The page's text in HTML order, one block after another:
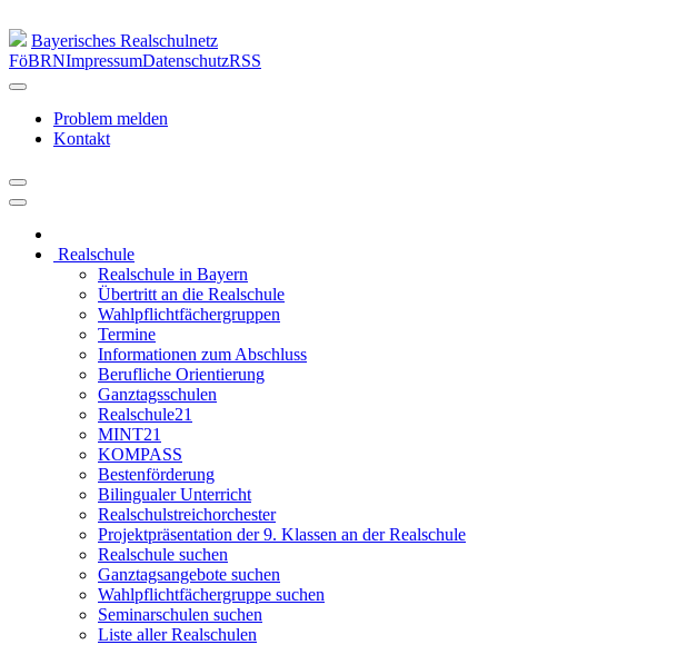
Bayerisches Realschulnetz
FöBRNImpressumDatenschutzRSS
Problem melden
Kontakt
Realschule
Realschule in Bayern
Übertritt an die Realschule
Wahlpflichtfächergruppen
Termine
Informationen zum Abschluss
Berufliche Orientierung
Ganztagsschulen
Realschule21
MINT21
KOMPASS
Bestenförderung
Bilingualer Unterricht
Realschulstreichorchester
Projektpräsentation der 9. Klassen an der Realschule
Realschule suchen
Ganztagsangebote suchen
Wahlpflichtfächergruppe suchen
Seminarschulen suchen
Liste aller Realschulen